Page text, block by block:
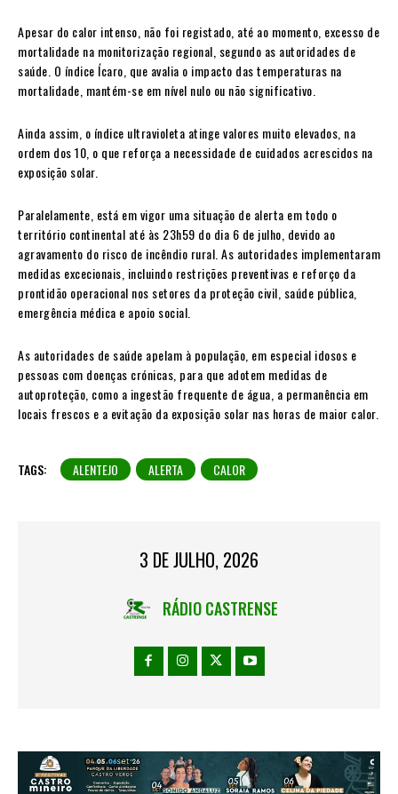
Apesar do calor intenso, não foi registado, até ao momento, excesso de
mortalidade na monitorização regional, segundo as autoridades de
saúde. O índice Ícaro, que avalia o impacto das temperaturas na
mortalidade, mantém-se em nível nulo ou não significativo.
Ainda assim, o índice ultravioleta atinge valores muito elevados, na
ordem dos 10, o que reforça a necessidade de cuidados acrescidos na
exposição solar.
Paralelamente, está em vigor uma situação de alerta em todo o
território continental até às 23h59 do dia 6 de julho, devido ao
agravamento do risco de incêndio rural. As autoridades implementaram
medidas excecionais, incluindo restrições preventivas e reforço da
prontidão operacional nos setores da proteção civil, saúde pública,
emergência médica e apoio social.
As autoridades de saúde apelam à população, em especial idosos e
pessoas com doenças crónicas, para que adotem medidas de
autoproteção, como a ingestão frequente de água, a permanência em
locais frescos e a evitação da exposição solar nas horas de maior calor.
TAGS: ALENTEJO ALERTA CALOR
3 DE JULHO, 2026
RÁDIO CASTRENSE